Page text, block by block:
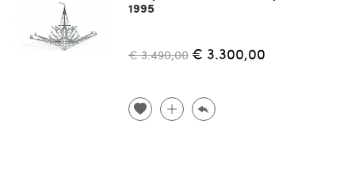
1995
€ 3.490,00 € 3.300,00